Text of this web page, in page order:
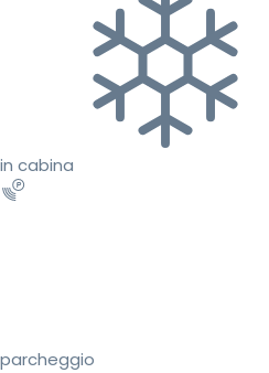
in cabina
parcheggio